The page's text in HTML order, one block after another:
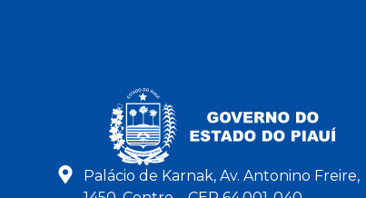
Palácio de Karnak, Av. Antonino Freire,